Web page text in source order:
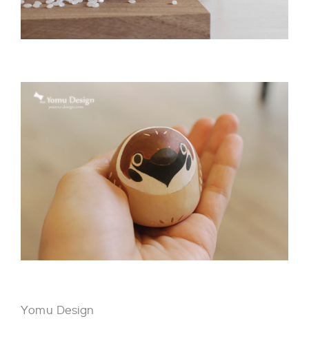
Yomu Design